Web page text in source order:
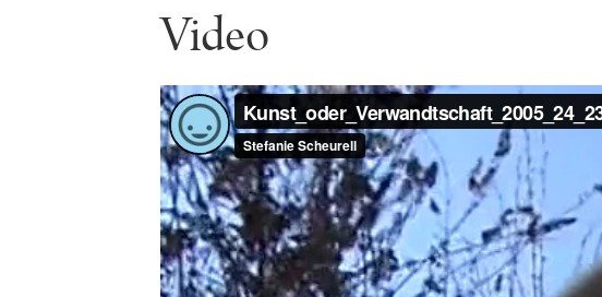
Video